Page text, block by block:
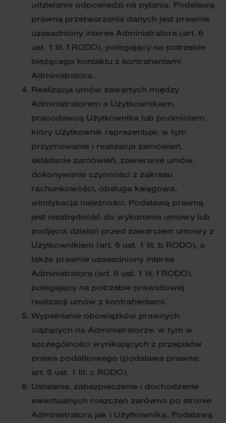
udzielanie odpowiedzi na pytania. Podstawą
prawną przetwarzania danych jest prawnie
uzasadniony interes Administratora (art. 6
ust. 1 lit. f RODO), polegający na potrzebie
bieżącego kontaktu z kontrahentami
Administratora.
Realizacja umów zawartych między
Administratorem a Użytkownikiem,
pracodawcą Użytkownika lub podmiotem,
który Użytkownik reprezentuje, w tym
przyjmowanie i realizacja zamówień,
składanie zamówień, zawieranie umów,
dokonywanie czynności z zakresu
rachunkowości, obsługa księgowa,
windykacja należności. Podstawą prawną
jest niezbędność do wykonania umowy lub
podjęcia działań przed zawarciem umowy z
Użytkownikiem (art. 6 ust. 1 lit. b RODO), a
także prawnie uzasadniony interes
Administratora (art. 6 ust. 1 lit. f RODO),
polegający na potrzebie prawidłowej
realizacji umów z kontrahentami.
Wypełnianie obowiązków prawnych
ciążących na Administratorze, w tym w
szczególności wynikających z przepisów
prawa podatkowego (podstawa prawna:
art. 6 ust. 1 lit. c RODO).
Ustalenie, zabezpieczenie i dochodzenie
ewentualnych roszczeń zarówno po stronie
Administratora jak i Użytkownika. Podstawą